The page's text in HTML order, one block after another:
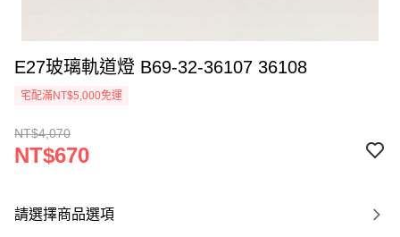
E27玻璃軌道燈 B69-32-36107 36108
宅配滿NT$5,000免運
NT$4,070
NT$670
請選擇商品選項